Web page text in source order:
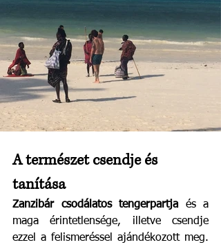
A természet csendje és
tanítása
Zanzibár csodálatos tengerpartja és a
maga érintetlensége, illetve csendje
ezzel a felismeréssel ajándékozott meg.